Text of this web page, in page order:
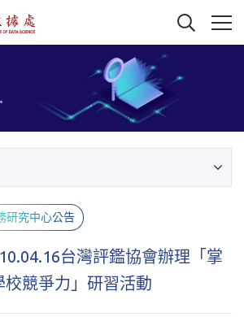
研究中心公告
台灣評鑑協會辦理「掌
競爭力」研習活動